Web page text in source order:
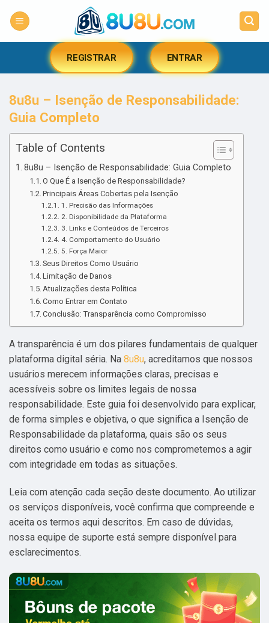
REGISTRAR ENTRAR
8u8u – Isenção de Responsabilidade:
Guia Completo
Table of Contents
8u8u – Isenção de Responsabilidade: Guia Completo
O Que É a Isenção de Responsabilidade?
Principais Áreas Cobertas pela Isenção
1. Precisão das Informações
2. Disponibilidade da Plataforma
3. Links e Conteúdos de Terceiros
4. Comportamento do Usuário
5. Força Maior
Seus Direitos Como Usuário
Limitação de Danos
Atualizações desta Política
Como Entrar em Contato
Conclusão: Transparência como Compromisso
A transparência é um dos pilares fundamentais de qualquer
plataforma digital séria. Na 8u8u, acreditamos que nossos
usuários merecem informações claras, precisas e
acessíveis sobre os limites legais de nossa
responsabilidade. Este guia foi desenvolvido para explicar,
de forma simples e objetiva, o que significa a Isenção de
Responsabilidade da plataforma, quais são os seus
direitos como usuário e como nos comprometemos a agir
com integridade em todas as situações.
Leia com atenção cada seção deste documento. Ao utilizar
os serviços disponíveis, você confirma que compreende e
aceita os termos aqui descritos. Em caso de dúvidas,
nossa equipe de suporte está sempre disponível para
esclarecimentos.